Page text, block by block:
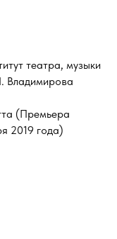
театра, музыки
Владимирова
(Премьера
2019 года)